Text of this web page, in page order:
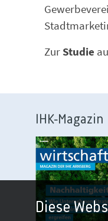
Zur Studie
IHK-Magazin
Diese